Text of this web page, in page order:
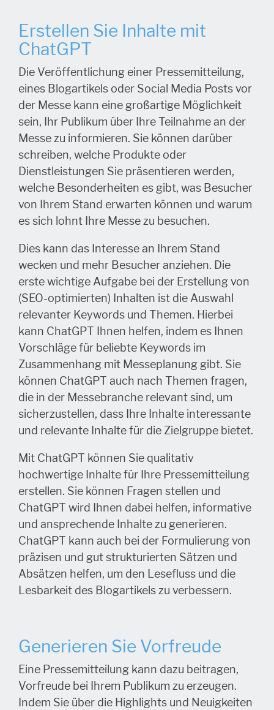
Erstellen Sie Inhalte mit
ChatGPT
Die Veröffentlichung einer Pressemitteilung,
eines Blogartikels oder Social Media Posts vor
der Messe kann eine großartige Möglichkeit
sein, Ihr Publikum über Ihre Teilnahme an der
Messe zu informieren. Sie können darüber
schreiben, welche Produkte oder
Dienstleistungen Sie präsentieren werden,
welche Besonderheiten es gibt, was Besucher
von Ihrem Stand erwarten können und warum
es sich lohnt Ihre Messe zu besuchen.
Dies kann das Interesse an Ihrem Stand
wecken und mehr Besucher anziehen. Die
erste wichtige Aufgabe bei der Erstellung von
(SEO-optimierten) Inhalten ist die Auswahl
relevanter Keywords und Themen. Hierbei
kann ChatGPT Ihnen helfen, indem es Ihnen
Vorschläge für beliebte Keywords im
Zusammenhang mit Messeplanung gibt. Sie
können ChatGPT auch nach Themen fragen,
die in der Messebranche relevant sind, um
sicherzustellen, dass Ihre Inhalte interessante
und relevante Inhalte für die Zielgruppe bietet.
Mit ChatGPT können Sie qualitativ
hochwertige Inhalte für Ihre Pressemitteilung
erstellen. Sie können Fragen stellen und
ChatGPT wird Ihnen dabei helfen, informative
und ansprechende Inhalte zu generieren.
ChatGPT kann auch bei der Formulierung von
präzisen und gut strukturierten Sätzen und
Absätzen helfen, um den Lesefluss und die
Lesbarkeit des Blogartikels zu verbessern.
Generieren Sie Vorfreude
Eine Pressemitteilung kann dazu beitragen,
Vorfreude bei Ihrem Publikum zu erzeugen.
Indem Sie über die Highlights und Neuigkeiten